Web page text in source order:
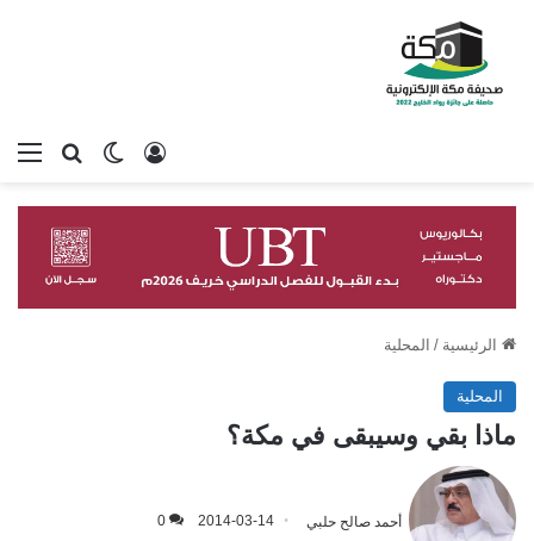
بحثالوضع
تسجيل الدخول
الرئيسية / المحلية
المحلية
ماذا بقي وسيبقى في مكة؟
أحمد صالح حلبي 2014-03-14
0